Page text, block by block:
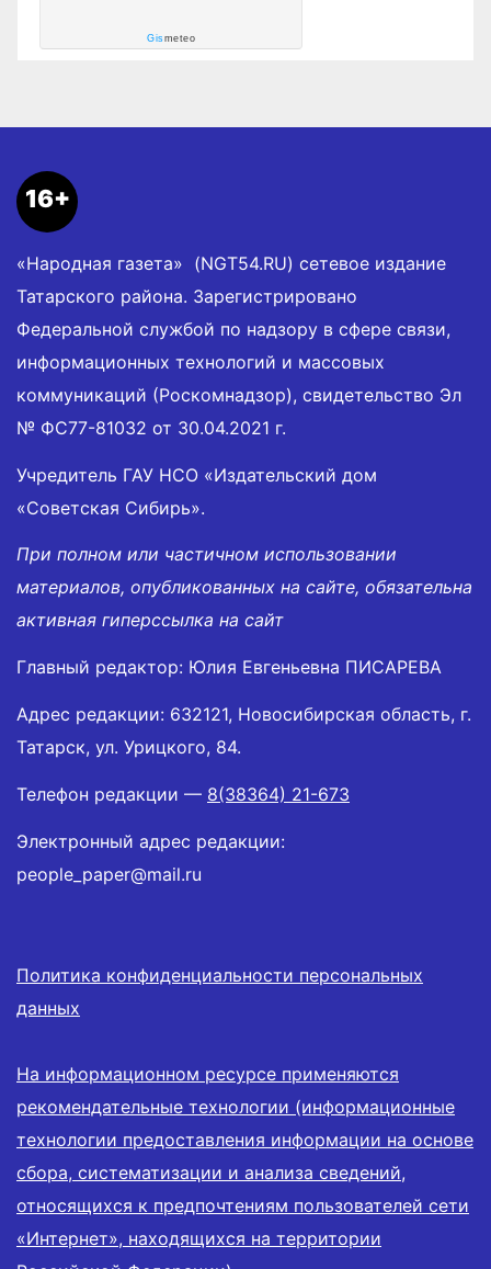
Gismeteo
16+
«Народная газета» (NGT54.RU) сетевое издание
Татарского района. Зарегистрировано
Федеральной службой по надзору в сфере связи,
информационных технологий и массовых
коммуникаций (Роскомнадзор), свидетельство Эл
№ ФС77-81032 от 30.04.2021 г.
Учредитель ГАУ НСО «Издательский дом
«Советская Сибирь».
При полном или частичном использовании
материалов, опубликованных на сайте, обязательна
активная гиперссылка на сайт
Главный редактор: Юлия Евгеньевна ПИСАРЕВА
Адрес редакции: 632121, Новосибирская область, г.
Татарск, ул. Урицкого, 84.
Телефон редакции — 8(38364) 21-673
Электронный адрес редакции:
people_paper@mail.ru
Политика конфиденциальности персональных
данных
На информационном ресурсе применяются
рекомендательные технологии (информационные
технологии предоставления информации на основе
сбора, систематизации и анализа сведений,
относящихся к предпочтениям пользователей сети
«Интернет», находящихся на территории